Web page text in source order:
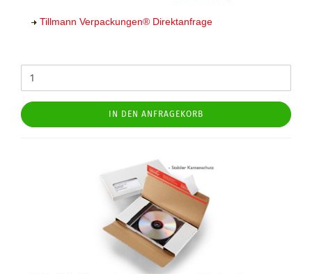
Tillmann Verpackungen® Direktanfrage
IN DEN ANFRAGEKORB